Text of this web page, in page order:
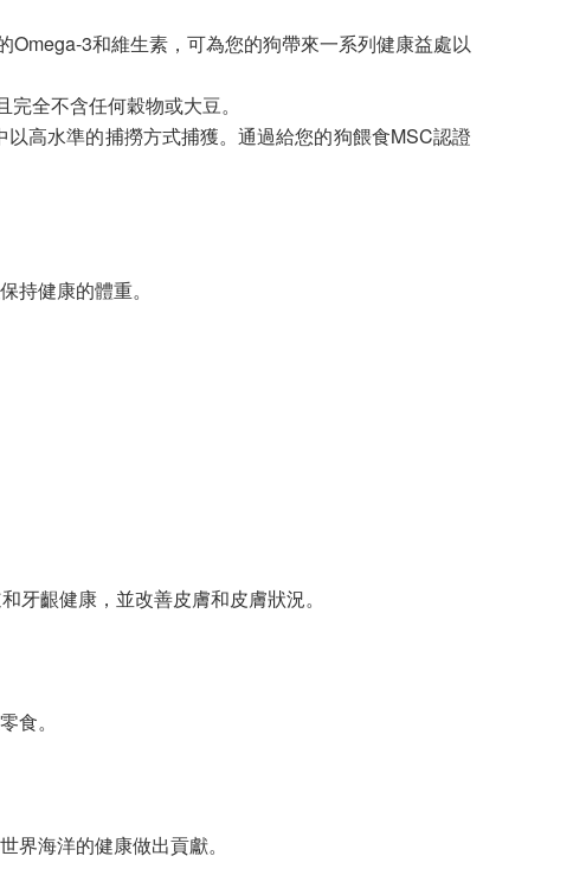
3和維生素，可為您的狗帶來一系列健康益處以
全不含任何穀物或大豆。
高水準的捕撈方式捕獲。通過給您的狗餵食MSC認證
持健康的體重。
齦健康，並改善皮膚和皮膚狀況。
食。
海洋的健康做出貢獻。